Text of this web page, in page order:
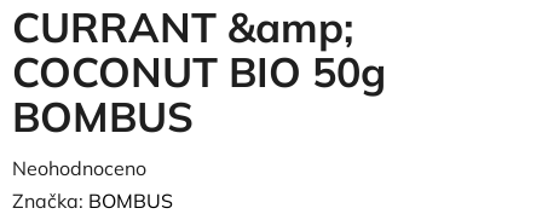
CURRANT &amp;
COCONUT BIO 50g
BOMBUS
Průměrné
hodnocení
Neohodnoceno
Značka: BOMBUS